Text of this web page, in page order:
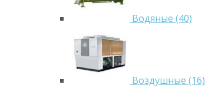
Водяные (40)
Воздушные (16)